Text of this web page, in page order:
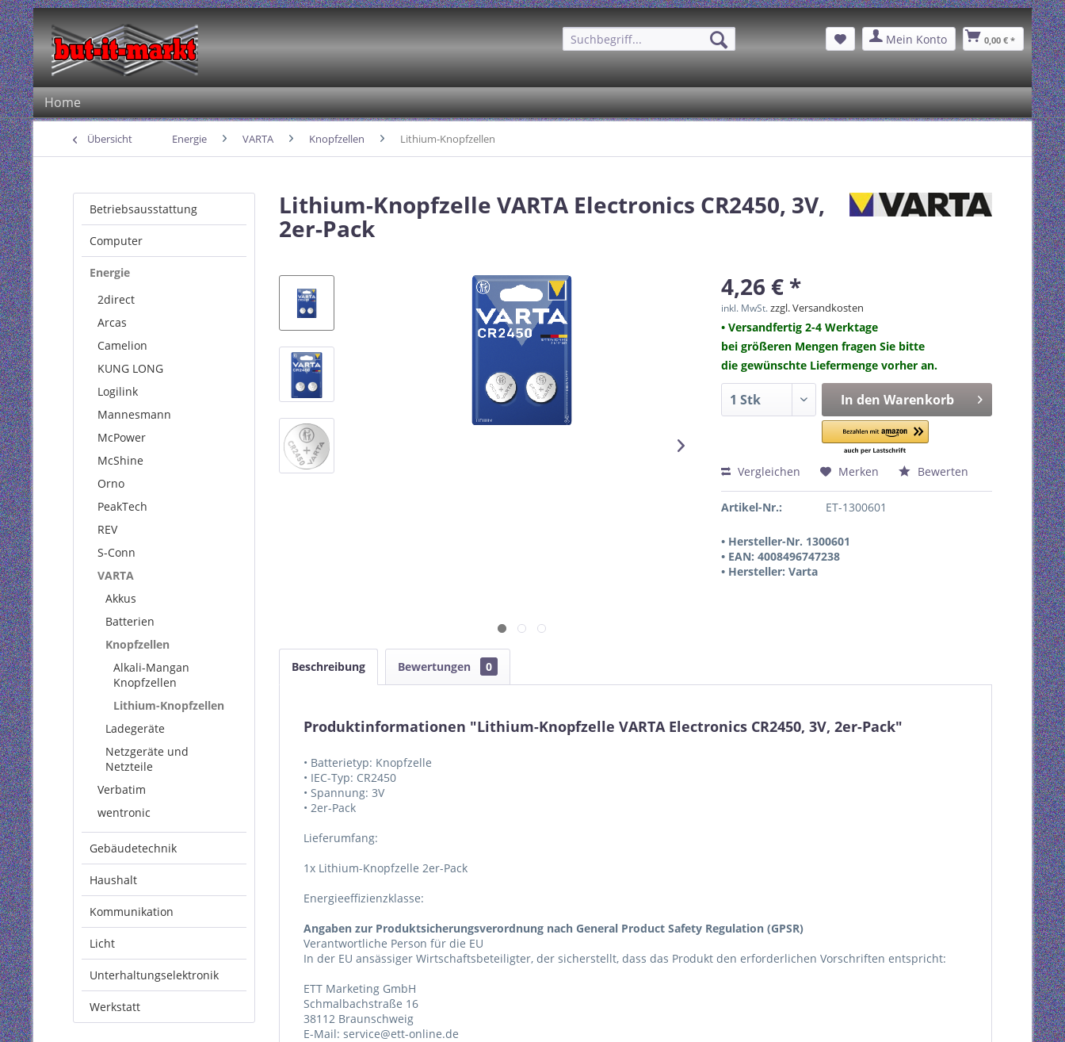
Mein Konto 0,00 € *
Home
Übersicht Energie VARTA Knopfzellen Lithium-Knopfzellen
Betriebsausstattung
Computer
Energie
2direct
Arcas
Camelion
KUNG LONG
Logilink
Mannesmann
McPower
McShine
Orno
PeakTech
REV
S-Conn
VARTA
Akkus
Batterien
Knopfzellen
Alkali-Mangan
Knopfzellen
Lithium-Knopfzellen
Ladegeräte
Netzgeräte und
Netzteile
Verbatim
wentronic
Gebäudetechnik
Haushalt
Kommunikation
Licht
Unterhaltungselektronik
Werkstatt
Lithium-Knopfzelle VARTA Electronics CR2450, 3V,
2er-Pack
4,26 € *
inkl. MwSt.zzgl. Versandkosten
• Versandfertig 2-4 Werktage
bei größeren Mengen fragen Sie bitte
die gewünschte Liefermenge vorher an.
In den Warenkorb
Vergleichen Merken Bewerten
Artikel-Nr.: ET-1300601
• Hersteller-Nr. 1300601
• EAN: 4008496747238
• Hersteller: Varta
Beschreibung Bewertungen 0
Produktinformationen "Lithium-Knopfzelle VARTA Electronics CR2450, 3V, 2er-Pack"
• Batterietyp: Knopfzelle
• IEC-Typ: CR2450
• Spannung: 3V
• 2er-Pack
Lieferumfang:
1x Lithium-Knopfzelle 2er-Pack
Energieeffizienzklasse:
Angaben zur Produktsicherungsverordnung nach General Product Safety Regulation (GPSR)
Verantwortliche Person für die EU
In der EU ansässiger Wirtschaftsbeteiligter, der sicherstellt, dass das Produkt den erforderlichen Vorschriften entspricht:
ETT Marketing GmbH
Schmalbachstraße 16
38112 Braunschweig
E-Mail: service@ett-online.de